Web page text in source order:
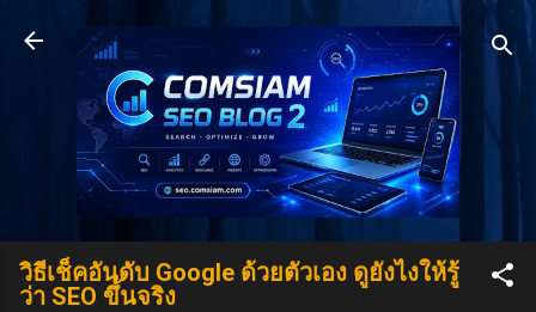
Skip to main content
วิธีเช็คอันดับ Google ด้วยตัวเอง ดูยังไงให้รู้
ว่า SEO ขึ้นจริง